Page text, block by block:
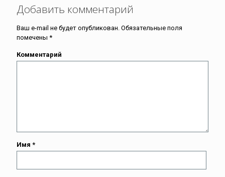
Добавить комментарий
Ваш e-mail не будет опубликован. Обязательные поля
помечены *
Комментарий
Имя *